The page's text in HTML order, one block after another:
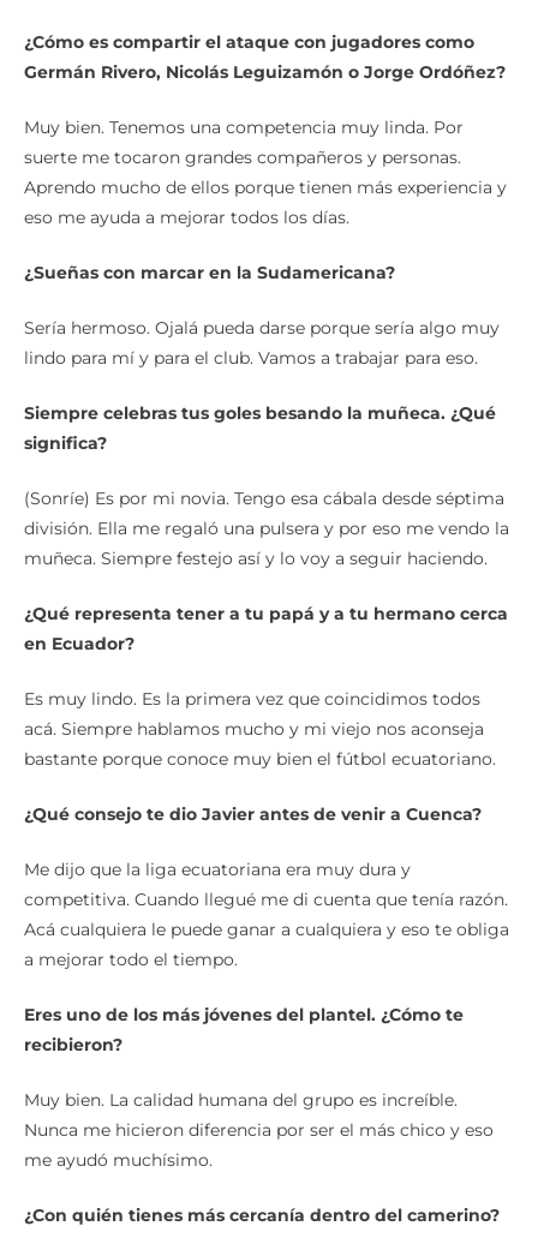
¿Cómo es compartir el ataque con jugadores como
Germán Rivero, Nicolás Leguizamón o Jorge Ordóñez?
Muy bien. Tenemos una competencia muy linda. Por
suerte me tocaron grandes compañeros y personas.
Aprendo mucho de ellos porque tienen más experiencia y
eso me ayuda a mejorar todos los días.
¿Sueñas con marcar en la Sudamericana?
Sería hermoso. Ojalá pueda darse porque sería algo muy
lindo para mí y para el club. Vamos a trabajar para eso.
Siempre celebras tus goles besando la muñeca. ¿Qué
significa?
(Sonríe) Es por mi novia. Tengo esa cábala desde séptima
división. Ella me regaló una pulsera y por eso me vendo la
muñeca. Siempre festejo así y lo voy a seguir haciendo.
¿Qué representa tener a tu papá y a tu hermano cerca
en Ecuador?
Es muy lindo. Es la primera vez que coincidimos todos
acá. Siempre hablamos mucho y mi viejo nos aconseja
bastante porque conoce muy bien el fútbol ecuatoriano.
¿Qué consejo te dio Javier antes de venir a Cuenca?
Me dijo que la liga ecuatoriana era muy dura y
competitiva. Cuando llegué me di cuenta que tenía razón.
Acá cualquiera le puede ganar a cualquiera y eso te obliga
a mejorar todo el tiempo.
Eres uno de los más jóvenes del plantel. ¿Cómo te
recibieron?
Muy bien. La calidad humana del grupo es increíble.
Nunca me hicieron diferencia por ser el más chico y eso
me ayudó muchísimo.
¿Con quién tienes más cercanía dentro del camerino?